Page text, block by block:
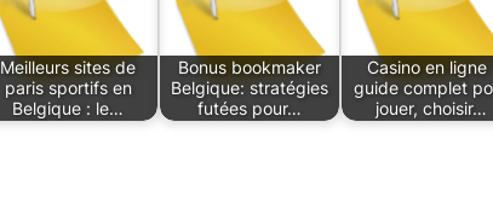
Meilleurs sites de
paris sportifs en
Belgique : le…
Bonus bookmaker
Belgique: stratégies
futées pour…
Casino en ligne
guide complet
jouer, choisir…